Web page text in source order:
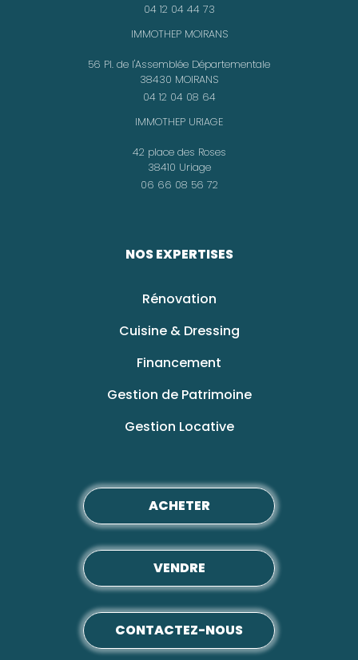
04 12 04 44 73
IMMOTHEP MOIRANS
56 Pl. de l'Assemblée Départementale
38430 MOIRANS
04 12 04 08 64
IMMOTHEP URIAGE
42 place des Roses
38410 Uriage
06 66 08 56 72
NOS EXPERTISES
Rénovation
Cuisine & Dressing
Financement
Gestion de Patrimoine
Gestion Locative
ACHETER
VENDRE
CONTACTEZ-NOUS